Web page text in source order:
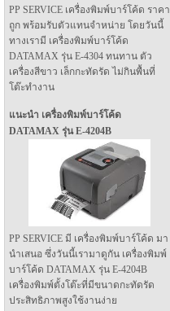
PP SERVICE เครื่องพิมพ์บาร์โค้ด ราคา
ถูก พร้อมรับตัวแทนจำหน่าย โดยวันนี้
ทางเรามี เครื่องพิมพ์บาร์โค้ด
DATAMAX รุ่น E-4304 ทนทาน ตัว
เครื่องสีขาว เล็กกะทัดรัด ไม่กินพื้นที่
โต๊ะทำงาน
แนะนำ เครื่องพิมพ์บาร์โค้ด
DATAMAX รุ่น E-4204B
PP SERVICE มี เครื่องพิมพ์บาร์โค้ด มา
นำเสนอ ซึ่งวันนี้เรามาดูกัน เครื่องพิมพ์
บาร์โค้ด DATAMAX รุ่น E-4204B
เครื่องพิมพ์ตั้งโต๊ะที่มีขนาดกะทัดรัด
ประสิทธิภาพสูงใช้งานง่าย